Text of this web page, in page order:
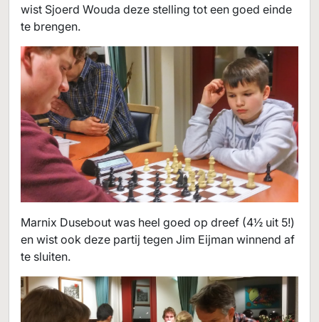
wist Sjoerd Wouda deze stelling tot een goed einde
te brengen.
Marnix Dusebout was heel goed op dreef (4½ uit 5!)
en wist ook deze partij tegen Jim Eijman winnend af
te sluiten.